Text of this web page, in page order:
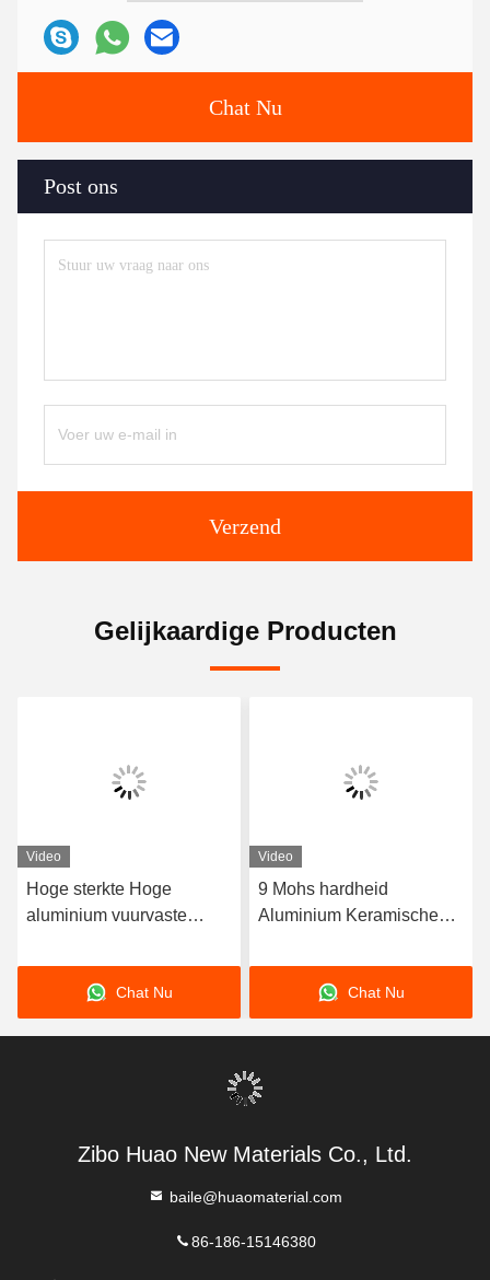
Chat Nu
Post ons
Verzend
Gelijkaardige Producten
Video
Hoge sterkte Hoge
aluminium vuurvaste
weerstand
Chat Nu
Video
9 Mohs hardheid
Aluminium Keramische
vuursteen 90% 92% 95%
Chat Nu
Zibo Huao New Materials Co., Ltd.
baile@huaomaterial.com
86-186-15146380